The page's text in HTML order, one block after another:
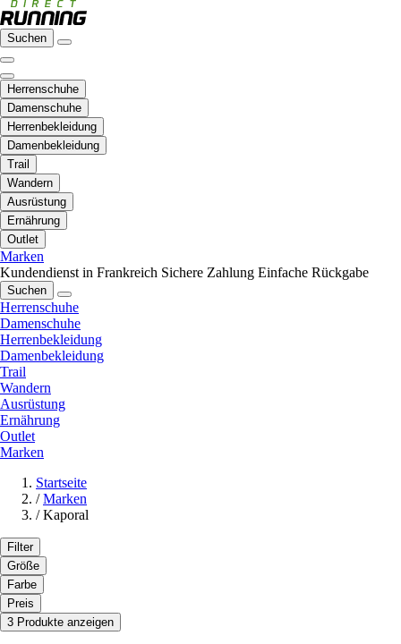
Suchen
Herrenschuhe
Damenschuhe
Herrenbekleidung
Damenbekleidung
Trail
Wandern
Ausrüstung
Ernährung
Outlet
Marken
Kundendienst in Frankreich Sichere Zahlung Einfache Rückgabe
Suchen
Herrenschuhe
Damenschuhe
Herrenbekleidung
Damenbekleidung
Trail
Wandern
Ausrüstung
Ernährung
Outlet
Marken
Startseite
/ Marken
/ Kaporal
Filter
Größe
Farbe
Preis
3 Produkte anzeigen